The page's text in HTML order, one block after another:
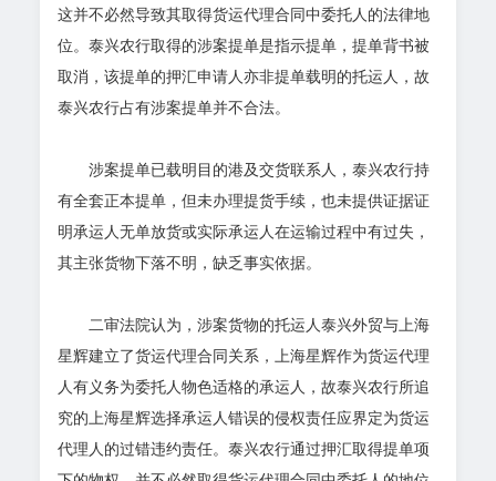
这并不必然导致其取得货运代理合同中委托人的法律地
位。泰兴农行取得的涉案提单是指示提单，提单背书被
取消，该提单的押汇申请人亦非提单载明的托运人，故
泰兴农行占有涉案提单并不合法。
涉案提单已载明目的港及交货联系人，泰兴农行持
有全套正本提单，但未办理提货手续，也未提供证据证
明承运人无单放货或实际承运人在运输过程中有过失，
其主张货物下落不明，缺乏事实依据。
二审法院认为，涉案货物的托运人泰兴外贸与上海
星辉建立了货运代理合同关系，上海星辉作为货运代理
人有义务为委托人物色适格的承运人，故泰兴农行所追
究的上海星辉选择承运人错误的侵权责任应界定为货运
代理人的过错违约责任。泰兴农行通过押汇取得提单项